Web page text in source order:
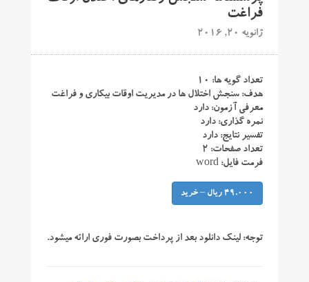
فراغت
ژانویه 20, 2016
تعداد گویه ها: ۱۰
هدف: سنجش اختلال ها در مدیریت اوقات بیکاری و فراغت
معرفی آزمون: دارد
نمره گذاری: دارد
تفسیر نتایج: دارد
تعداد صفحات: ۲
فرمت فایل: word
49,000 ریال – خرید
توجه: لینک دانلود بعد از پرداخت بصورت فوری ارائه میشود.